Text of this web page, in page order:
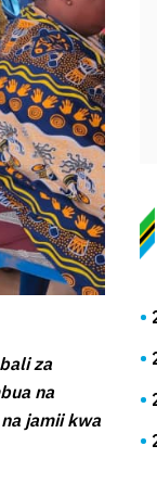
za
na
jamii kwa